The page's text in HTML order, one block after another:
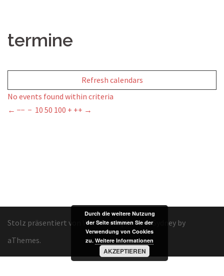
termine
Refresh calendars
No events found within criteria
← −− − 10 50 100 + ++ →
Stolz präsentiert von WordPress|Theme:Sydney by
aThemes.
Durch die weitere Nutzung
der Seite stimmen Sie der
Verwendung von Cookies
zu. Weitere Informationen
AKZEPTIEREN